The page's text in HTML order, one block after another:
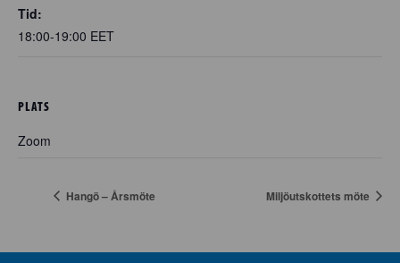
Tid:
18:00-19:00 EET
PLATS
Zoom
Hangö – Årsmöte Miljöutskottets möte